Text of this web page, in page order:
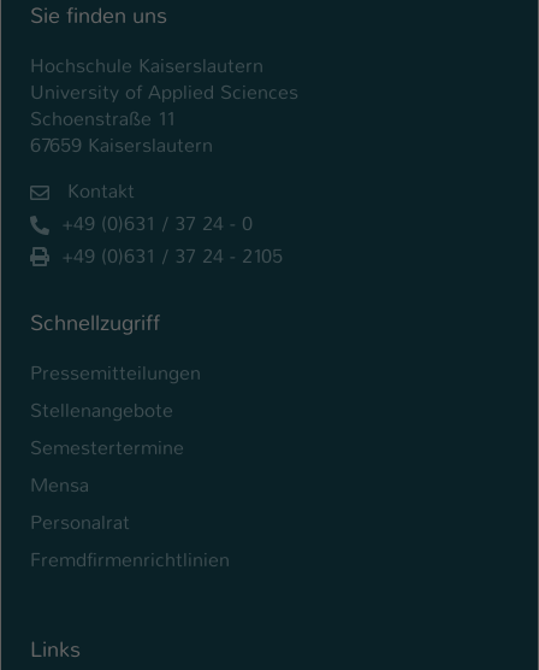
Sie finden uns
Hochschule Kaiserslautern
University of Applied Sciences
Schoenstraße 11
67659 Kaiserslautern
Kontakt
+49 (0)631 / 37 24 - 0
+49 (0)631 / 37 24 - 2105
Schnellzugriff
Pressemitteilungen
Stellenangebote
Semestertermine
Mensa
Personalrat
Fremdfirmenrichtlinien
Links